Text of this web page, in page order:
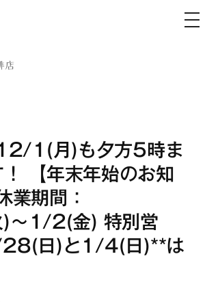
店
メ
ニ
1(月)も夕方5時ま
【年末年始のお知
業期間：
1/2(金) 特別営
日)と1/4(日)**は